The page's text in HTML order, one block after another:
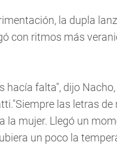
la dupla
con ritmos más
hacía falta", dijo
las letras
la mujer. Llegó un
un poco la